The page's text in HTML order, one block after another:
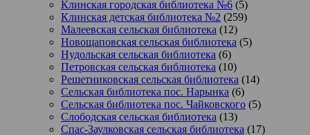
Клинская городская библиотека №6 (5)
Клинская детская библиотека №2 (259)
Малеевская сельская библиотека (12)
Новощаповская сельская библиотека (5)
Нудольская сельская библиотека (6)
Петровская сельская библиотека (10)
Решетниковская сельская библиотека (14)
Сельская библиотека пос. Нарынка (6)
Сельская библиотека пос. Чайковского (5)
Слободская сельская библиотека (13)
Спас-Заулковская сельская библиотека (17)